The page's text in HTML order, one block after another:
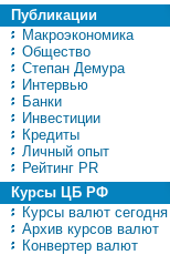
Публикации
Макроэкономика
Общество
Степан Демура
Интервью
Банки
Инвестиции
Кредиты
Личный опыт
Рейтинг PR
Курсы ЦБ РФ
Курсы валют сегодня
Архив курсов валют
Конвертер валют